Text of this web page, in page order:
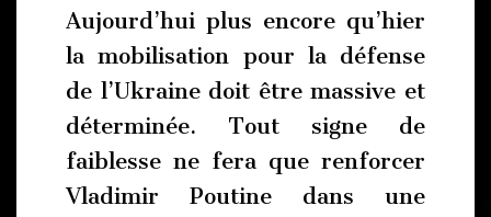
Aujourd’hui plus encore qu’hier
la mobilisation pour la défense
de l’Ukraine doit être massive et
déterminée. Tout signe de
faiblesse ne fera que renforcer
Vladimir Poutine dans une